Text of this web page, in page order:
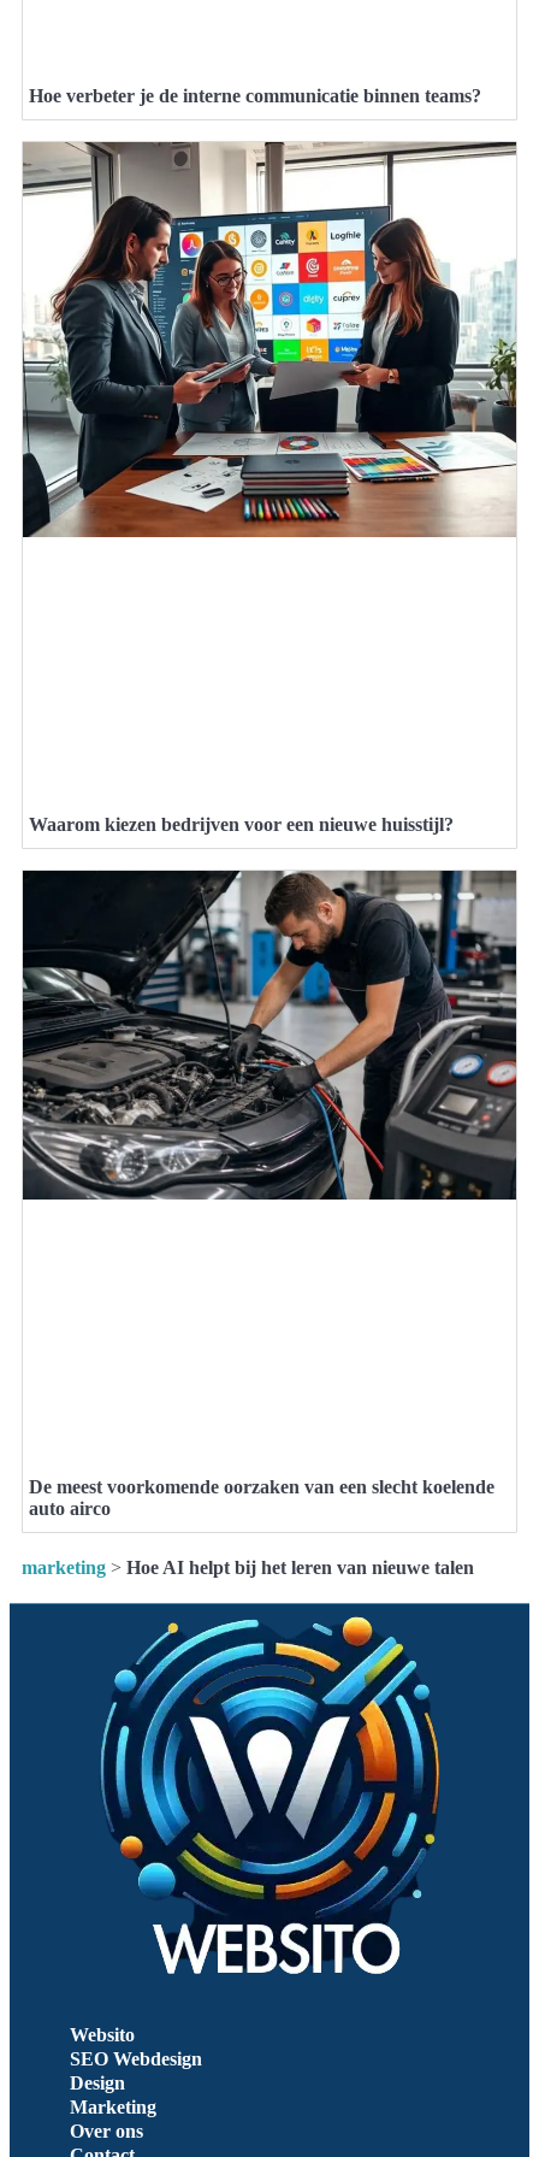
Hoe verbeter je de interne communicatie binnen teams?
Waarom kiezen bedrijven voor een nieuwe huisstijl?
De meest voorkomende oorzaken van een slecht koelende
auto airco
marketing > Hoe AI helpt bij het leren van nieuwe talen
Websito
SEO Webdesign
Design
Marketing
Over ons